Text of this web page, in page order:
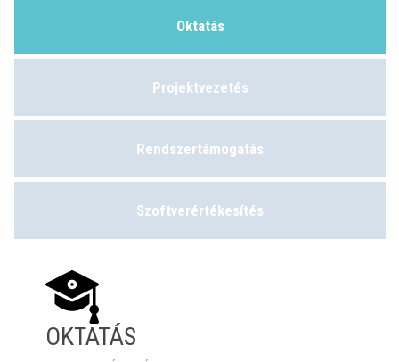
Oktatás
Projektvezetés
Rendszertámogatás
Szoftverértékesítés
OKTATÁS